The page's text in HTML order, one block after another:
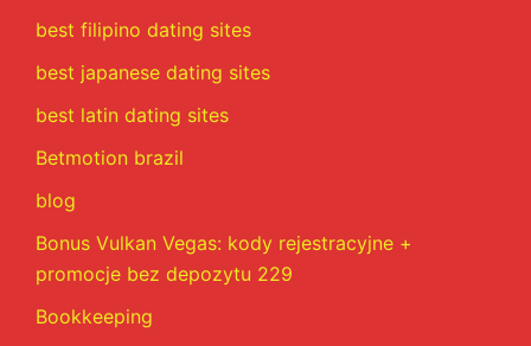
best filipino dating sites
best japanese dating sites
best latin dating sites
Betmotion brazil
blog
Bonus Vulkan Vegas: kody rejestracyjne +
promocje bez depozytu 229
Bookkeeping